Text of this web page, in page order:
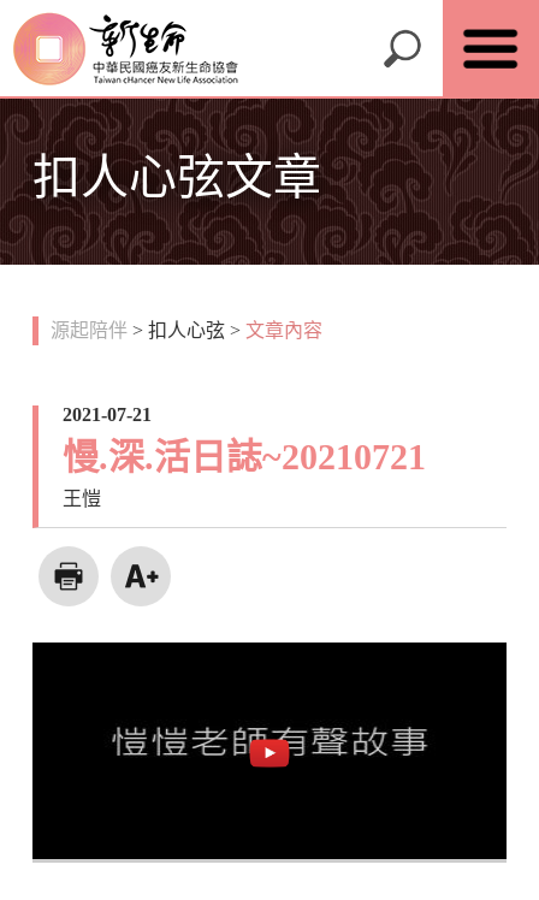
扣人心弦文章
源起陪伴 > 扣人心弦 > 文章內容
2021-07-21
慢.深.活日誌~20210721
王愷